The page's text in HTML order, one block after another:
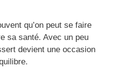
qu’on peut se faire
sa santé. Avec un peu
devient une occasion